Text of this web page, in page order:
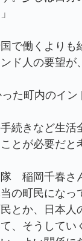
で働くより
ド人の要望が
た町内のイ
続きなど生
とが必要だと
隊 稲岡千春さ
当の町民にな
とか、日本
、そうして